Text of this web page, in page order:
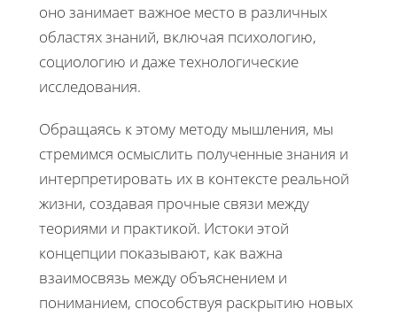
оно занимает важное место в различных
областях знаний, включая психологию,
социологию и даже технологические
исследования.
Обращаясь к этому методу мышления, мы
стремимся осмыслить полученные знания и
интерпретировать их в контексте реальной
жизни, создавая прочные связи между
теориями и практикой. Истоки этой
концепции показывают, как важна
взаимосвязь между объяснением и
пониманием, способствуя раскрытию новых